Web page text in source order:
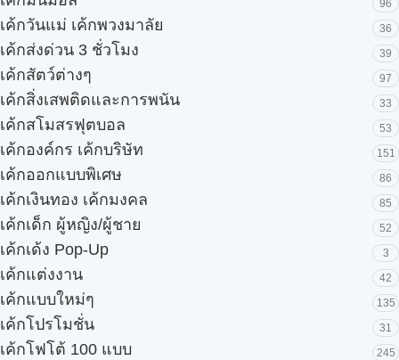
96
เค้กวันแม่ เค้กพวงมาลัย 36
เค้กส่งด่วน 3 ชั่วโมง 39
เค้กสัตว์ต่างๆ 97
เค้กสิ่งเสพติดและการพนัน 33
เค้กสโมสรฟุตบอล 53
เค้กองค์กร เค้กบริษัท 151
เค้กออกแบบพิเศษ 86
เค้กเงินทอง เค้กมงคล 85
เค้กเด็ก ผู้หญิง/ผู้ชาย 52
เค้กเด้ง Pop-Up 3
เค้กแต่งงาน 42
เค้กแบบใหม่ๆ 135
เค้กโปรโมชั่น 31
เค้กโฟโต้ 100 แบบ 245